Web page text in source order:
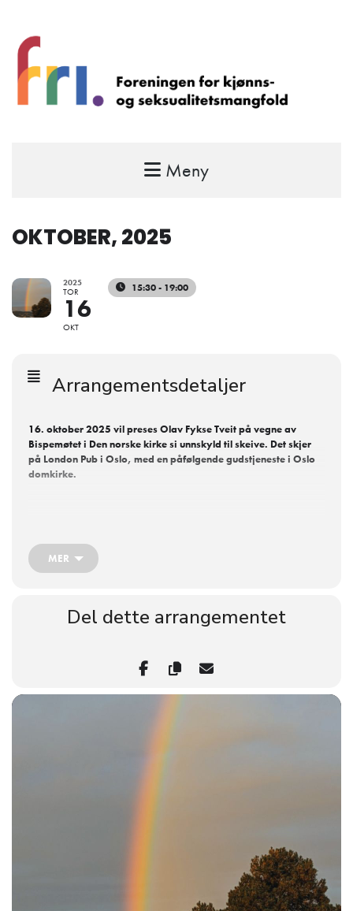
FRI – foreningen for kjønns- og
Meny
OKTOBER, 2025
2025
TOR
16
OKT
15:30 - 19:00
Arrangementsdetaljer
16. oktober 2025 vil preses Olav Fykse Tveit på vegne av
Bispemøtet i Den norske kirke si unnskyld til skeive. Det skjer
på London Pub i Oslo, med en påfølgende gudstjeneste i Oslo
domkirke.
Se pressekonferansen
Klokken 15:30:
presseakkreditering på kirken.no.
Kveldsgudstjeneste i Oslo domkirke
MER
Del dette arrangementet